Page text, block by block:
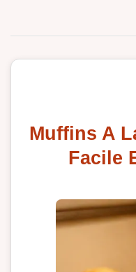
Muffins A
Facile